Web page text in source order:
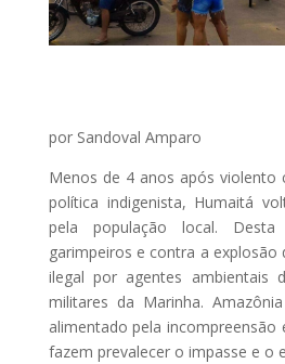
por Sandoval Amparo
Menos de 4 anos após violento
política indigenista, Humaitá
pela população local.
garimpeiros e contra a explosão
ilegal por agentes ambientais
militares da Marinha.
alimentado pela incompreensão
fazem prevalecer o impasse e o